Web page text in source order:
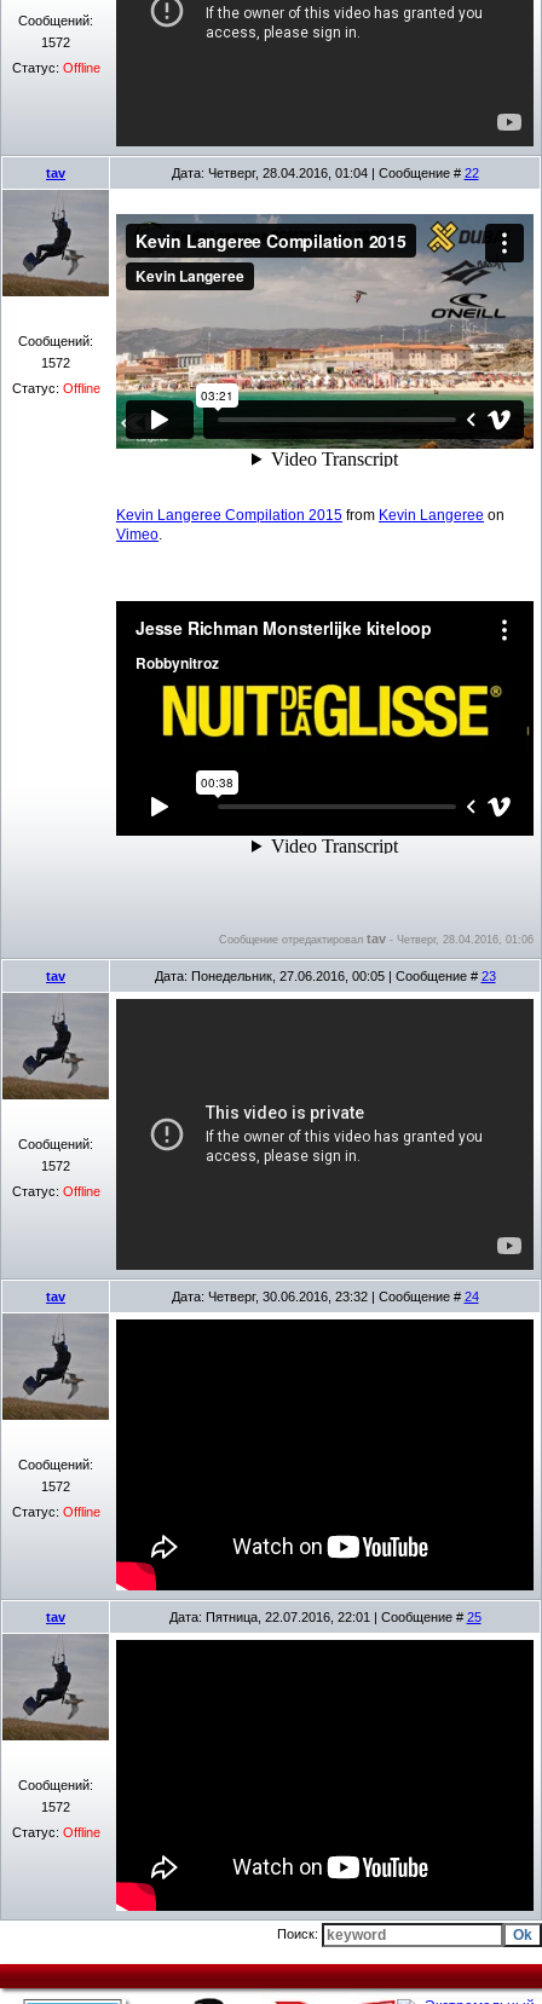
Сообщений:
1572
Статус: Offline
tav Дата: Четверг, 28.04.2016, 01:04 | Сообщение # 22
Сообщений:
1572
Статус: Offline
Kevin Langeree Compilation 2015 from Kevin Langeree on
Vimeo
Сообщение отредактировал tav - Четверг, 28.04.2016, 01:06
tav Дата: Понедельник, 27.06.2016, 00:05 | Сообщение # 23
Сообщений:
1572
Статус: Offline
tav Дата: Четверг, 30.06.2016, 23:32 | Сообщение # 24
Сообщений:
1572
Статус: Offline
tav Дата: Пятница, 22.07.2016, 22:01 | Сообщение # 25
Сообщений:
1572
Статус: Offline
Поиск: